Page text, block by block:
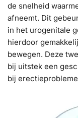
de snelheid
afneemt. Dit
in het urogenitale
hierdoor
bewegen. Deze
bij uitstek een
bij